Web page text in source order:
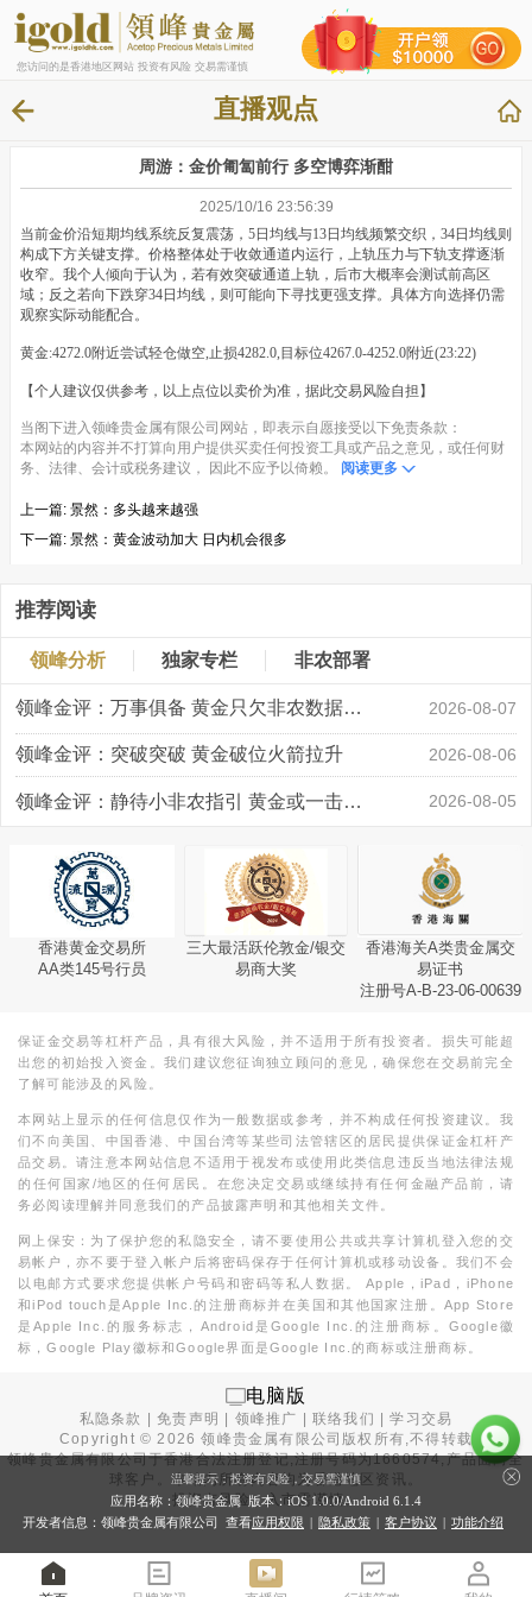
您访问的是香港地区网站 投资有风险 交易需谨慎
直播观点
周游：金价匍匐前行 多空博弈渐酣
2025/10/16 23:56:39
当前金价沿短期均线系统反复震荡，5日均线与13日均线频繁交织，34日均线则
构成下方关键支撑。价格整体处于收敛通道内运行，上轨压力与下轨支撑逐渐
收窄。我个人倾向于认为，若有效突破通道上轨，后市大概率会测试前高区
域；反之若向下跌穿34日均线，则可能向下寻找更强支撑。具体方向选择仍需
观察实际动能配合。
黄金:4272.0附近尝试轻仓做空,止损4282.0,目标位4267.0-4252.0附近(23:22)
【个人建议仅供参考，以上点位以卖价为准，据此交易风险自担】
当阁下进入领峰贵金属有限公司网站，即表示自愿接受以下免责条款：
本网站的内容并不打算向用户提供买卖任何投资工具或产品之意见，或任何财
务、法律、会计或税务建议， 因此不应予以倚赖。
阅读更多
上一篇: 景然：多头越来越强
下一篇: 景然：黄金波动加大 日内机会很多
推荐阅读
领峰分析 独家专栏 非农部署
领峰金评：万事俱备 黄金只欠非农数据“东风” 2026-08-07
领峰金评：突破突破 黄金破位火箭拉升 2026-08-06
领峰金评：静待小非农指引 黄金或一击破局 2026-08-05
香港黄金交易所
AA类145号行员
三大最活跃伦敦金/银交
易商大奖
香港海关A类贵金属交
易证书
注册号A-B-23-06-00639
保证金交易等杠杆产品，具有很大风险，并不适用于所有投资者。损失可能超
出您的初始投入资金。我们建议您征询独立顾问的意见，确保您在交易前完全
了解可能涉及的风险。
本网站上显示的任何信息仅作为一般数据或参考，并不构成任何投资建议。我
们不向美国、中国香港、中国台湾等某些司法管辖区的居民提供保证金杠杆产
品交易。请注意本网站信息不适用于视发布或使用此类信息违反当地法律法规
的任何国家/地区的任何居民。在您决定交易或继续持有任何金融产品前，请
务必阅读理解并同意我们的产品披露声明和其他相关文件。
网上保安：为了保护您的私隐安全，请不要使用公共或共享计算机登入您的交
易帐户，亦不要于登入帐户后将密码保存于任何计算机或移动设备。我们不会
以电邮方式要求您提供帐户号码和密码等私人数据。 Apple，iPad，iPhone
和iPod touch是Apple Inc.的注册商标并在美国和其他国家注册。App Store
是Apple Inc.的服务标志，Android是Google Inc.的注册商标。Google徽
标，Google Play徽标和Google界面是Google Inc.的商标或注册商标。
电脑版
私隐条款 |免责声明 领峰推广 |联络我们 |学习交易
Copyright ©2026 领峰贵金属有限公司版权所有,不得转载
领峰贵金属有限公司于香港合法注册登记,注册号码为1660574,产品面向全
球客户。本站内所有内容均为香港地区资讯。
投资有风险，入市需谨慎。
温馨提示：投资有风险，交易需谨慎
应用名称：领峰贵金属 版本：iOS 1.0.0/Android 6.1.4
开发者信息：领峰贵金属有限公司 查看应用权限 | 隐私政策 | 客户协议 | 功能介绍